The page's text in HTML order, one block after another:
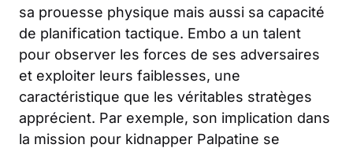
sa prouesse physique mais aussi sa capacité
de planification tactique. Embo a un talent
pour observer les forces de ses adversaires
et exploiter leurs faiblesses, une
caractéristique que les véritables stratèges
apprécient. Par exemple, son implication dans
la mission pour kidnapper Palpatine se